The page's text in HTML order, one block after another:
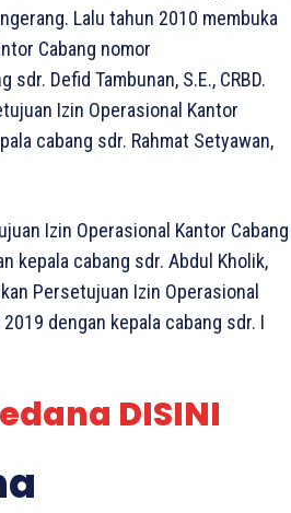
Lalu tahun 2010 membuka
Cabang nomor
Defid Tambunan, S.E., CRBD.
Izin Operasional Kantor
cabang sdr. Rahmat Setyawan,
Izin Operasional Kantor Cabang
kepala cabang sdr. Abdul Kholik,
Persetujuan Izin Operasional
dengan kepala cabang sdr. I
DISINI